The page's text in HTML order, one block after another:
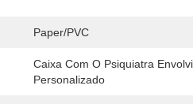
Paper/PVC
Caixa Com O Psiquiatra
Personalizado